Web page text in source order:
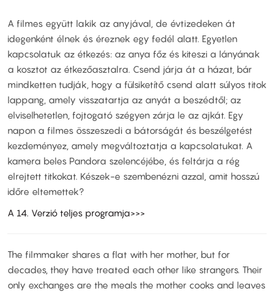
A filmes együtt lakik az anyjával, de évtizedeken át
idegenként élnek és éreznek egy fedél alatt. Egyetlen
kapcsolatuk az étkezés: az anya főz és kiteszi a lányának
a kosztot az étkezőasztalra. Csend járja át a házat, bár
mindketten tudják, hogy a fülsiketítő csend alatt súlyos titok
lappang, amely visszatartja az anyát a beszédtől; az
elviselhetetlen, fojtogató szégyen zárja le az ajkát. Egy
napon a filmes összeszedi a bátorságát és beszélgetést
kezdeményez, amely megváltoztatja a kapcsolatukat. A
kamera beles Pandora szelencéjébe, és feltárja a rég
elrejtett titkokat. Készek-e szembenézni azzal, amit hosszú
időre eltemettek?
A 14. Verzió teljes programja>>>
The filmmaker shares a flat with her mother, but for
decades, they have treated each other like strangers. Their
only exchanges are the meals the mother cooks and leaves